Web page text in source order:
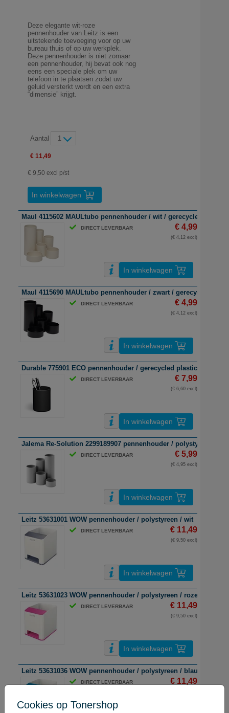
Deze elegante wit-roze
pennenhouder van Leitz is een
uitstekende toevoeging voor op uw
bureau thuis of op uw werkplek.
Deze pennenhouder is niet zomaar
een pennenhouder, hij bevat ook nog
eens een speciale plek om uw
telefoon in te plaatsen zodat uw
geluid versterkt wordt en een extra
“dimensie” krijgt.
Aantal 1
€ 11,49
€ 9,50 excl p/st
In winkelwagen
Maul 4115602 MAULtubo pennenhouder / wit / gerecycled
DIRECT LEVERBAAR € 4,99
(€ 4,12 excl)
In winkelwagen
Maul 4115690 MAULtubo pennenhouder / zwart / gerecycled
DIRECT LEVERBAAR € 4,99
(€ 4,12 excl)
In winkelwagen
Durable 775901 ECO pennenhouder / gerecycled plastic / zwart
DIRECT LEVERBAAR € 7,99
(€ 6,60 excl)
In winkelwagen
Jalema Re-Solution 2299189907 pennenhouder / polystyreen /
DIRECT LEVERBAAR € 5,99
(€ 4,95 excl)
In winkelwagen
Leitz 53631001 WOW pennenhouder / polystyreen / wit
DIRECT LEVERBAAR € 11,49
(€ 9,50 excl)
In winkelwagen
Leitz 53631023 WOW pennenhouder / polystyreen / roze & wit / 2
DIRECT LEVERBAAR € 11,49
(€ 9,50 excl)
In winkelwagen
Leitz 53631036 WOW pennenhouder / polystyreen / blauw en wit
DIRECT LEVERBAAR € 11,49
Cookies op Tonershop